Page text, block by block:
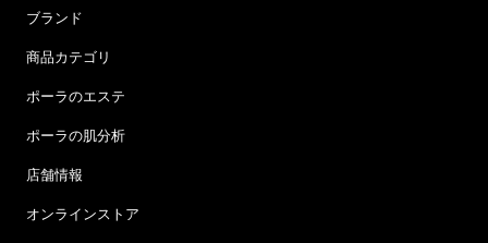
ブランド
商品カテゴリ
ポーラのエステ
ポーラの肌分析
店舗情報
オンラインストア